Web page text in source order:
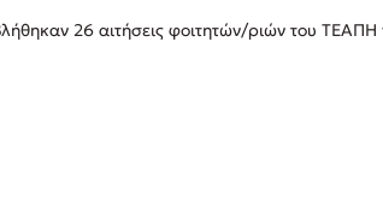
26 αιτήσεις φοιτητών/ριών του